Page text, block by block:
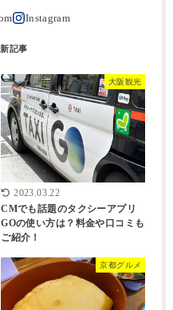
大阪観光
2023.03.22
CMでも話題のタクシーアプリ
GOの使い方は？料金や口コミも
ご紹介！
京都グルメ